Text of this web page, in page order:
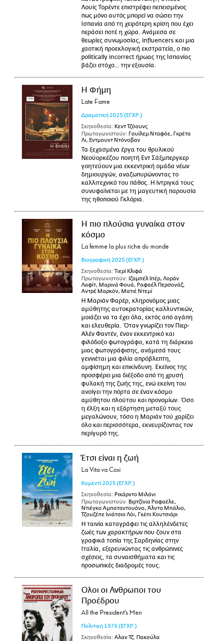
Λουίς Τορέντε επιστρέφει πεπεισμένος
πως μόνο αυτός μπορεί να σώσει την
Ισπανία από τη χειρότερη κρίση που έχει
περάσει ποτέ η χώρα. Ανάμεσα σε
θεωρίες συνωμοσίας, influencers και μια
χαοτική προεκλογική εκστρατεία, ο πιο
politically incorrect ήρωας της Ισπανίας
βάζει στόχο… την εξουσία.
Η Φήμη
Late Fame
Δραματική 2025 (ΕΓΧΡ.)
Σκηνοθεσία: Κεντ Τζόουνς
Πρωταγωνιστούν: Γουίλεμ Νταφόε, Γκρέτα
Λι, Εντμουντ Ντόνοβαν
Τα ξεχασμένα έργα του θρυλικού
Νεοϋορκέζου ποιητή Εντ Σάξμπεργκερ
γοητεύουν μια εκκεντρική ομάδα νέων
δημιουργών, αναζωπυρώνοντας το
καλλιτεχνικό του πάθος. Η ίντριγκά τους
συνυφαίνεται με τη μαγευτική παρουσία
της ηθοποιού Γκλόρια.
Η πιο πλούσια γυναίκα στον
κόσμο
La femme la plus riche du monde
Βιογραφική 2025 (ΕΓΧΡ.)
Σκηνοθεσία: Τιερί Κλιφά
Πρωταγωνιστούν: Ιζαμπέλ Ιπέρ, Λοράν
Λαφίτ, Μαρινά Φουά, Ραφαέλ Περσονάζ,
Αντρέ Μαρκόν, Ματιέ Ντεμί
Η Μαριάν Φαρέρ, κληρονόμος μιας
αμύθητης αυτοκρατορίας καλλυντικών,
μοιάζει να τα έχει όλα, εκτός από αγάπη
και ελευθερία. Όταν γνωρίζει τον Πιερ-
Αλέν Φαντέν, έναν εκκεντρικό και
φιλόδοξο φωτογράφο, κατά τη διάρκεια
μιας φωτογράφισης, ανάμεσά τους
γεννιέται μια φιλία απρόβλεπτη,
αμφίσημη και επικίνδυνη. Εκείνος της
προσφέρει μια διέξοδο από τη χρυσή
φυλακή της ζωής της, ενώ εκείνη του
ανοίγει την πόρτα σε έναν κόσμο
αμύθητου πλούτου και προνομίων. Όσο
η έλξη και η εξάρτηση μεταξύ τους
μεγαλώνουν, τόσο η Μαριάν τού χαρίζει
όλο και περισσότερα, εκνευρίζοντας τον
περίγυρό της.
Έτσι είναι η ζωή
La Vita va Cosi
Κομεντί 2025 (ΕΓΧΡ.)
Σκηνοθεσία: Ρικάρντο Μιλάνι
Πρωταγωνιστούν: Βιρτζίνια Ραφαέλε,
Ντιέγκο Αμπαταντουόνο, Άλντο Μπάλιο,
Τζουζέπε Ινιάτσιο Λόι, Γκέπι Κουτσιάρι
Η ταινία καταγράφει τις αλληλένδετες
ζωές των χαρακτήρων που ζουν στα
γραφικά τοπία της Σαρδηνίας στην
Ιταλία, εξερευνώντας τις ανθρώπινες
σχέσεις, τα συναισθήματα και τις
προσωπικές διαδρομές τους.
Ολοι οι Ανθρωποι του
Προέδρου
All the President's Men
Πολιτική1976 (ΕΓΧΡ.)
Σκηνοθεσία: Αλαν Τζ. Πακούλα